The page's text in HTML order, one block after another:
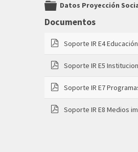
folder
Datos Proyección
Documentos
Soporte IR E4
Soporte IR E5
Soporte IR E7
Soporte IR E8 Medios